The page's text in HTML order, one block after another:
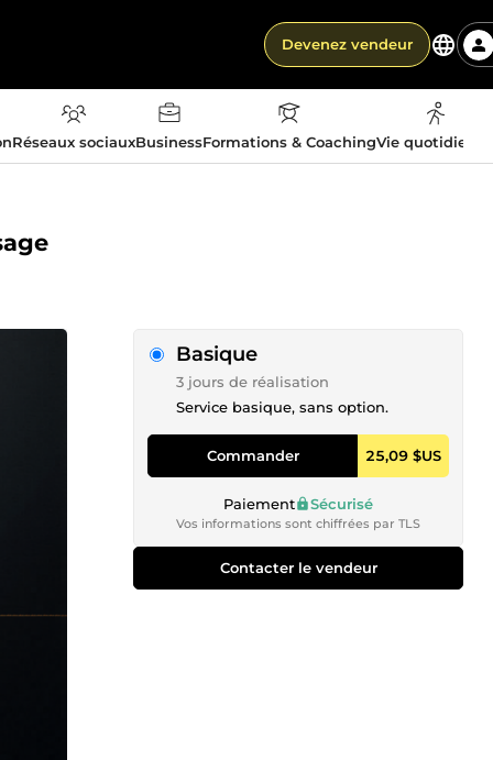
Devenez vendeur
Réseaux sociauxBusinessFormations & CoachingVie
Basique
3 jours de réalisation
Service basique, sans option.
Commander 25,09 $US
Paiement Sécurisé
Vos informations sont chiffrées par TLS
Contacter le vendeur